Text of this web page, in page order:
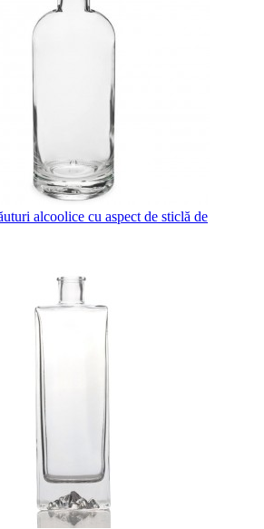
alcoolice cu aspect de sticlă de